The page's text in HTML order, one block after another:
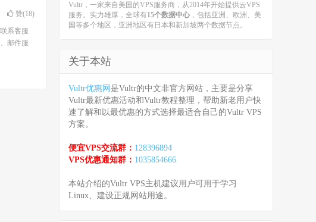
赞(18)
系客服
邮件服
Vultr，一家来自美国的VPS服务商，从2014年开始提供云VPS
服务。实力雄厚，全球有15个数据中心 ，包括亚洲、欧洲、美
国等多个地区，亚洲地区有日本和新加坡两个数据节点。
关于本站
Vultr优惠网 是Vultr的中文非官方网站，主要是分享
Vultr最新优惠活动和Vultr教程整理，帮助新老用户快
速了解和以最优惠的方式选择最适合自己的Vultr VPS
方案。
便宜VPS交流群： 128396894
VPS优惠通知群： 1035854666
本站介绍的Vultr VPS主机建议用户可用于学习
Linux、建设正规网站用途。